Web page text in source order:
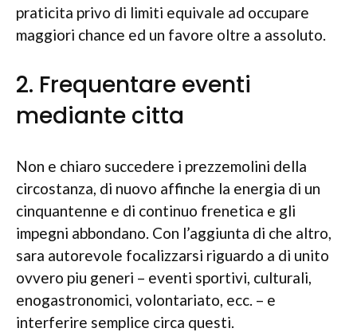
praticita privo di limiti equivale ad occupare
maggiori chance ed un favore oltre a assoluto.
2. Frequentare eventi
mediante citta
Non e chiaro succedere i prezzemolini della
circostanza, di nuovo affinche la energia di un
cinquantenne e di continuo frenetica e gli
impegni abbondano. Con l’aggiunta di che altro,
sara autorevole focalizzarsi riguardo a di unito
ovvero piu generi – eventi sportivi, culturali,
enogastronomici, volontariato, ecc. – e
interferire semplice circa questi.